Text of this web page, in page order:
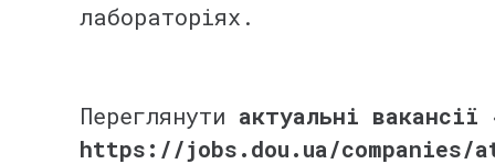
лабораторіях.
Переглянути актуальні вакансії
https://jobs.dou.ua/companies/